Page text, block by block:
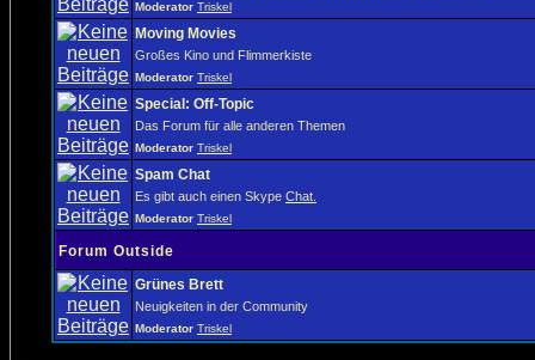
Moderator Triskel
Moving Movies
Großes Kino und Flimmerkiste
Moderator Triskel
Special: Off-Topic
Das Forum für alle anderen Themen
Moderator Triskel
Spam Chat
Es gibt auch einen Skype Chat.
Moderator Triskel
Forum Outside
Grünes Brett
Neuigkeiten in der Community
Moderator Triskel